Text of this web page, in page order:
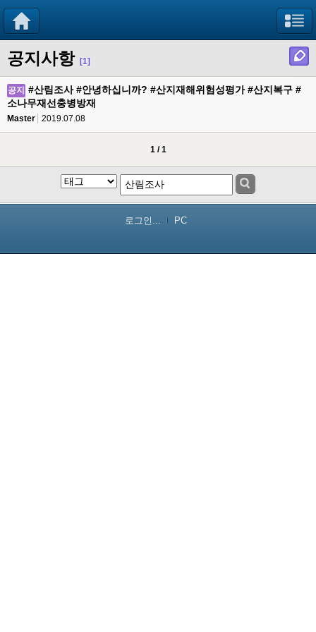
공지사항 [1]
공지
#산림조사 #안녕하십니까? #산지재해위험성평가 #산지복구 #
소나무재선충병방재
Master 2019.07.08
1 / 1
로그인... PC